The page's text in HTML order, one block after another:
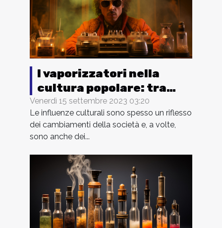
I vaporizzatori nella
cultura popolare: tra
cinema, musica e
letteratura
Venerdì 15 settembre 2023 03:20
Le influenze culturali sono spesso un riflesso
dei cambiamenti della società e, a volte,
sono anche dei...